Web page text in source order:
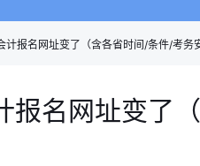
报名网址变了（含各省时间/条件/考务
报名网址变了